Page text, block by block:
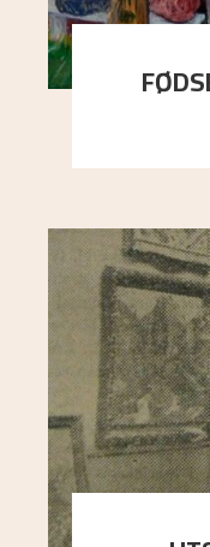
En gruppe